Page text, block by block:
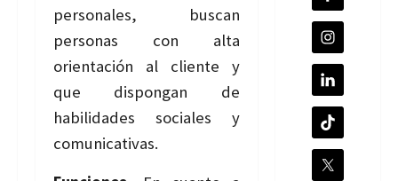
personales, buscan
personas con alta
orientación al cliente y
que dispongan de
habilidades sociales y
comunicativas.